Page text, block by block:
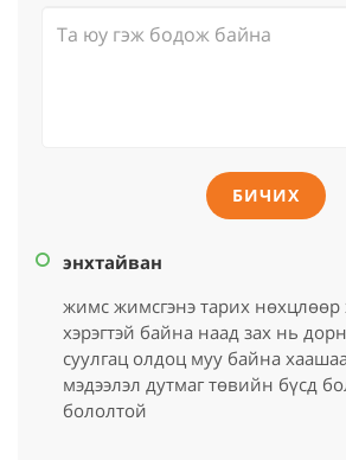
БИЧИХ
энхтайван
жимс жимсгэнэ тарих нөхцлөөр
хэрэгтэй байна наад зах нь
суулгац олдоц муу байна
мэдээлэл дутмаг төвийн бүсд
бололтой